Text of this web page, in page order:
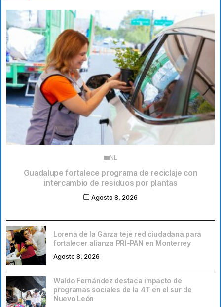
NL
Guadalupe fortalece programa de reciclaje con
intercambio de residuos por plantas
Agosto 8, 2026
Lorena de la Garza teje red ciudadana para
fortalecer alianza PRI-PAN en Monterrey
Agosto 8, 2026
Waldo Fernández destaca impacto de
programas sociales de la 4T en el sur de
Nuevo León